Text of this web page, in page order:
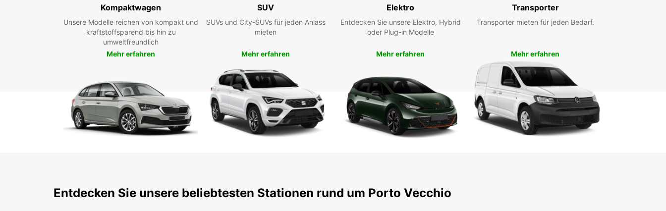
Kompaktwagen
Unsere Modelle reichen von kompakt und
kraftstoffsparend bis hin zu
umweltfreundlich
Mehr erfahren
SUV
SUVs und City-SUVs für jeden Anlass
mieten
Mehr erfahren
Elektro
Entdecken Sie unsere Elektro, Hybrid
oder Plug-in Modelle
Mehr erfahren
Transporter
Transporter mieten für jeden Bedarf.
Mehr erfahren
Entdecken Sie unsere beliebtesten Stationen rund um Porto Vecchio